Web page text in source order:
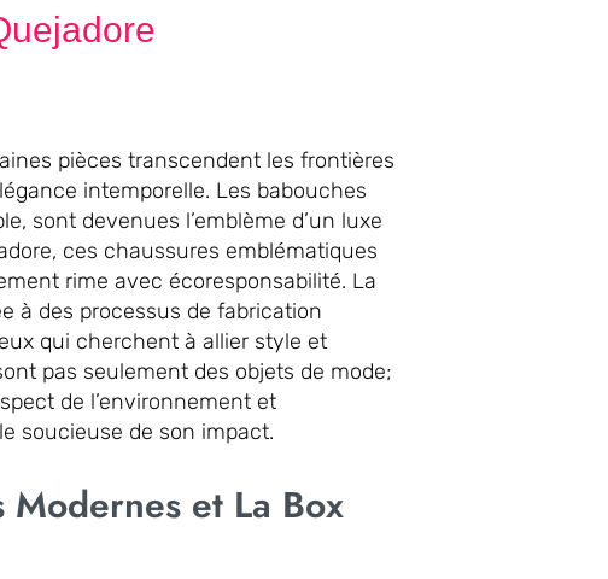
pièces transcendent les frontières
intemporelle. Les babouches
sont devenues l’emblème d’un luxe
ces chaussures emblématiques
rime avec écoresponsabilité. La
à des processus de fabrication
qui cherchent à allier style et
pas seulement des objets de mode;
de l’environnement et
soucieuse de son impact.
Modernes et La Box